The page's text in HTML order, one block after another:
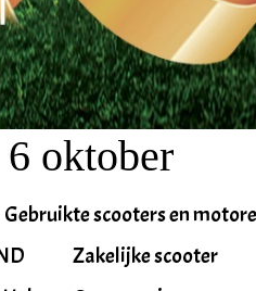
oktober
Gebruikte scooters en
Zakelijke scooter